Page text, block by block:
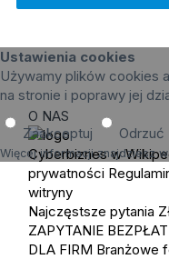
Ustawienia cookies
Używamy plików cookies
na stronie i poprawy jej
Zaakceptuj Odrzuć
Więcej informacji znajdziesz
O NAS
Cyberbiznes w
prywatności
witryny
Najczęstsze pytania
ZAPYTANIE
DLA FIRM Branżowe